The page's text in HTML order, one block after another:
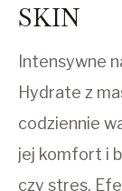
SKIN
Intensywne
Hydrate z
codziennie
jej komfort i
czy stres.